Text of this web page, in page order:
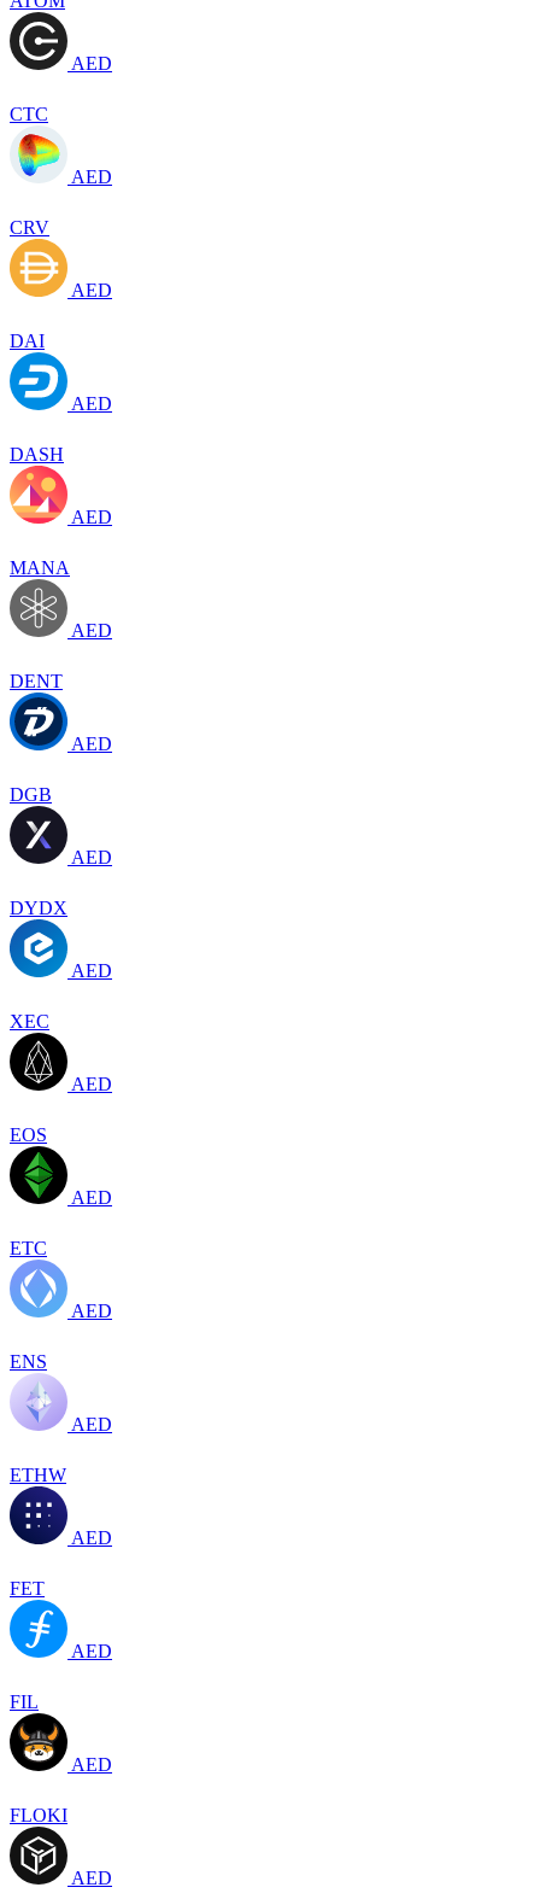
AED
CTC
AED
CRV
AED
DAI
AED
DASH
AED
MANA
AED
DENT
AED
DGB
AED
DYDX
AED
XEC
AED
EOS
AED
ETC
AED
ENS
AED
ETHW
AED
FET
AED
FIL
AED
FLOKI
AED